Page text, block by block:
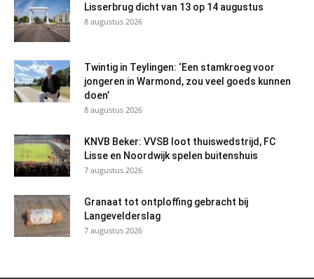
Lisserbrug dicht van 13 op 14 augustus
8 augustus 2026
Twintig in Teylingen: ‘Een stamkroeg voor
jongeren in Warmond, zou veel goeds kunnen
doen’
8 augustus 2026
KNVB Beker: VVSB loot thuiswedstrijd, FC
Lisse en Noordwijk spelen buitenshuis
7 augustus 2026
Granaat tot ontploffing gebracht bij
Langevelderslag
7 augustus 2026